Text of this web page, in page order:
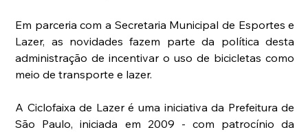
Em parceria com a Secretaria Municipal de Esportes e
Lazer, as novidades fazem parte da política desta
administração de incentivar o uso de bicicletas como
meio de transporte e lazer.
A Ciclofaixa de Lazer é uma iniciativa da Prefeitura de
São Paulo, iniciada em 2009 - com patrocínio da